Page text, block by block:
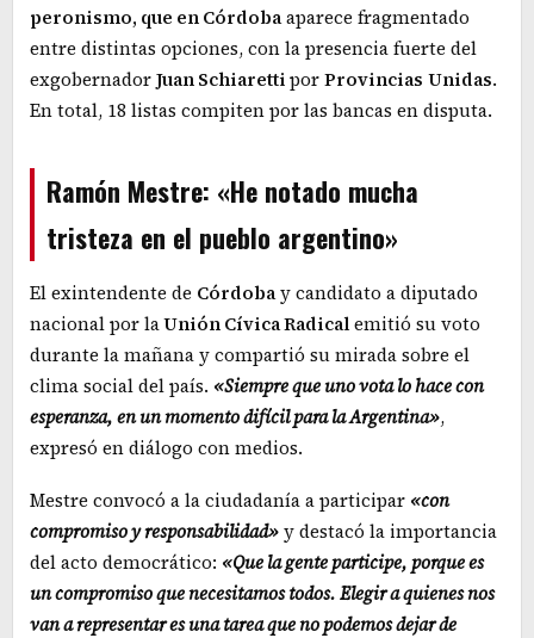
peronismo, que en Córdobaaparece fragmentado
entre distintas opciones, con la presencia fuerte del
exgobernadorJuan SchiarettiporProvincias Unidas.
En total, 18 listas compiten por las bancas en disputa.
Ramón Mestre: «He notado mucha
tristeza en el pueblo argentino»
El exintendente de Córdobay candidato a diputado
nacional por laUnión Cívica Radicalemitió su voto
durante la mañana y compartió su mirada sobre el
clima social del país. «Siempre que uno vota lo hace con
esperanza, en un momento difícil para la Argentina»,
expresó en diálogo con medios.
Mestre convocó a la ciudadanía a participar «con
compromiso y responsabilidad»y destacó la importancia
del acto democrático: «Que la gente participe, porque es
un compromiso que necesitamos todos. Elegir a quienes nos
van a representar es una tarea que no podemos dejar de